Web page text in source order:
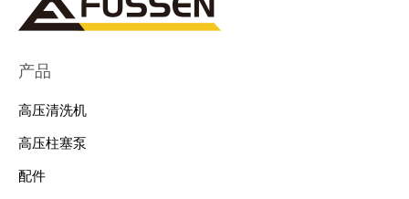
产品
高压清洗机
高压柱塞泵
配件